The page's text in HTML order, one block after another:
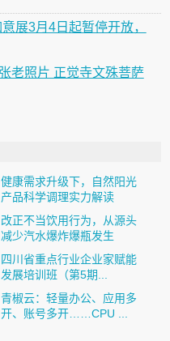
展3月4日起暂停开放，
老照片 正觉寺文殊菩萨
健康需求升级下，自然阳光
产品科学调理实力解读
改正不当饮用行为，从源头
减少汽水爆炸爆瓶发生
四川省重点行业企业家赋能
发展培训班（第5期...
青椒云：轻量办公、应用多
开、账号多开……CPU ...